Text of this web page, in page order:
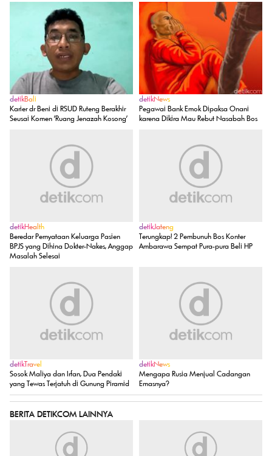
detikBali
Karier dr Beni di RSUD Ruteng Berakhir
Seusai Komen 'Ruang Jenazah Kosong'
detikNews
Pegawai Bank Emok Dipaksa Onani
karena Dikira Mau Rebut Nasabah Bos
detikHealth
Beredar Pernyataan Keluarga Pasien
BPJS yang Dihina Dokter-Nakes, Anggap
Masalah Selesai
detikJateng
Terungkap! 2 Pembunuh Bos Konter
Ambarawa Sempat Pura-pura Beli HP
detikTravel
Sosok Maliya dan Irfan, Dua Pendaki
yang Tewas Terjatuh di Gunung Piramid
detikNews
Mengapa Rusia Menjual Cadangan
Emasnya?
BERITA DETIKCOM LAINNYA